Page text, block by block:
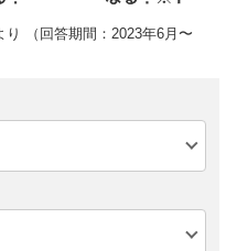
（回答期間：2023年6月〜